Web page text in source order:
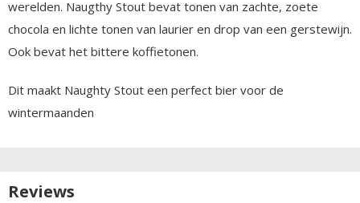
werelden. Naugthy Stout bevat tonen van zachte, zoete
chocola en lichte tonen van laurier en drop van een gerstewijn.
Ook bevat het bittere koffietonen.
Dit maakt Naughty Stout een perfect bier voor de
wintermaanden
Reviews